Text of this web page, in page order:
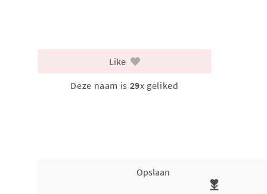
Like
Deze naam is 29x geliked
Opslaan